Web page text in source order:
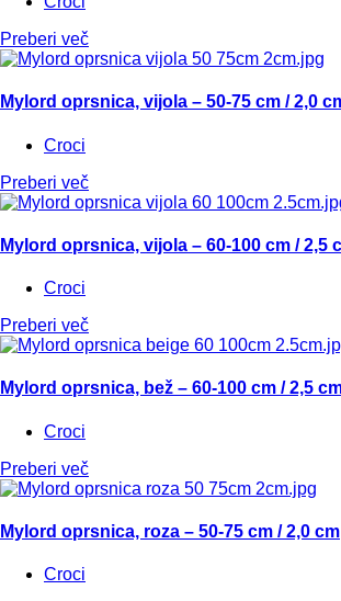
Preberi več
Mylord oprsnica, vijola – 50-75 cm / 2,0
Croci
Preberi več
Mylord oprsnica, vijola – 60-100 cm / 2,5
Croci
Preberi več
Mylord oprsnica, bež – 60-100 cm / 2,5
Croci
Preberi več
Mylord oprsnica, roza – 50-75 cm / 2,0 cm
Croci